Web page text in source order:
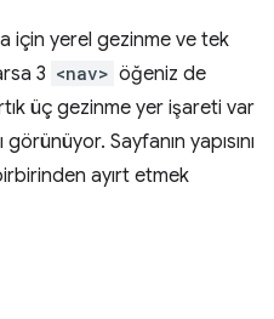
için yerel gezinme ve tek
3 <nav> öğeniz de
üç gezinme yer işareti var
Sayfanın yapısını
ayırt etmek